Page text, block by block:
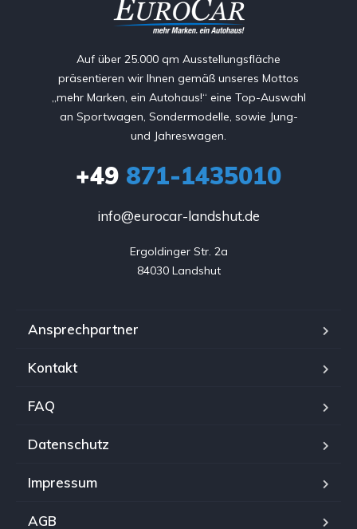
Auf über 25.000 qm Ausstellungsfläche
präsentieren wir Ihnen gemäß unseres Mottos
„mehr Marken, ein Autohaus!“ eine Top-Auswahl
an Sportwagen, Sondermodelle, sowie Jung-
und Jahreswagen.
+49 871-1435010
info@eurocar-landshut.de
Ergoldinger Str. 2a
84030 Landshut
Ansprechpartner
Kontakt
FAQ
Datenschutz
Impressum
AGB